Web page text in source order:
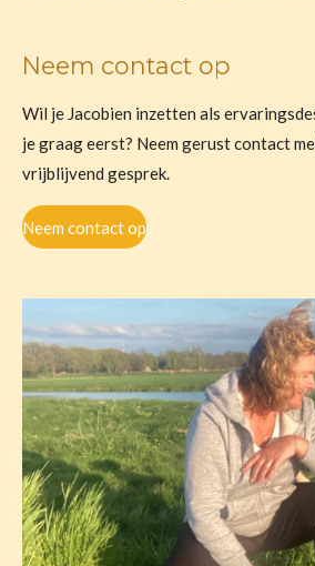
Neem contact op
Wil je Jacobien inzetten als
je graag eerst? Neem gerust contact
vrijblijvend gesprek.
Neem contact op